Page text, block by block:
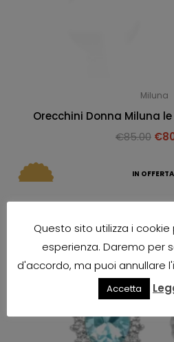
Miluna
Orecchini Donna Miluna
€85.00 €
IN
Questo sito utilizza i
esperienza. Daremo per
d'accordo, ma puoi annullare
Accetta